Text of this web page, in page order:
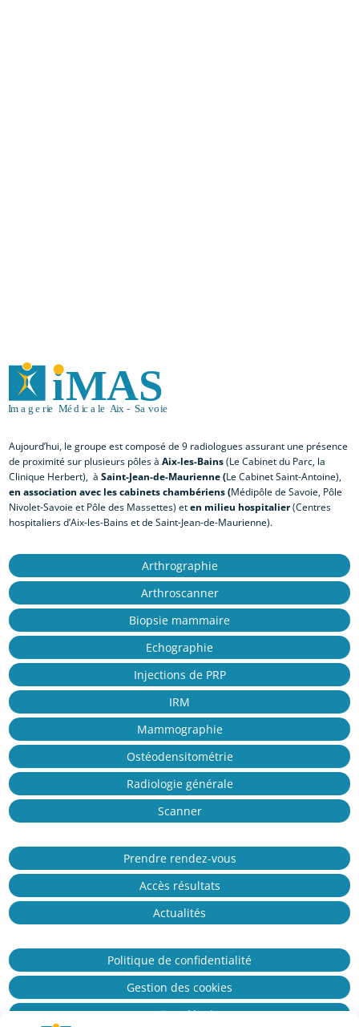
Aujourd’hui, le groupe est composé de 9 radiologues assurant une présence
de proximité sur plusieurs pôles à Aix-les-Bains(Le Cabinet du Parc, la
Clinique Herbert), àSaint-Jean-de-Maurienne (Le Cabinet Saint-Antoine),
en association avec les cabinets chambériens (Médipôle de Savoie, Pôle
Nivolet-Savoie et Pôle des Massettes) eten milieu hospitalier(Centres
hospitaliers d’Aix-les-Bains et de Saint-Jean-de-Maurienne).
Arthrographie
Arthroscanner
Biopsie mammaire
Echographie
Injections de PRP
IRM
Mammographie
Ostéodensitométrie
Radiologie générale
Scanner
Prendre rendez-vous
Accès résultats
Actualités
Politique de confidentialité
Gestion des cookies
Mentions légales